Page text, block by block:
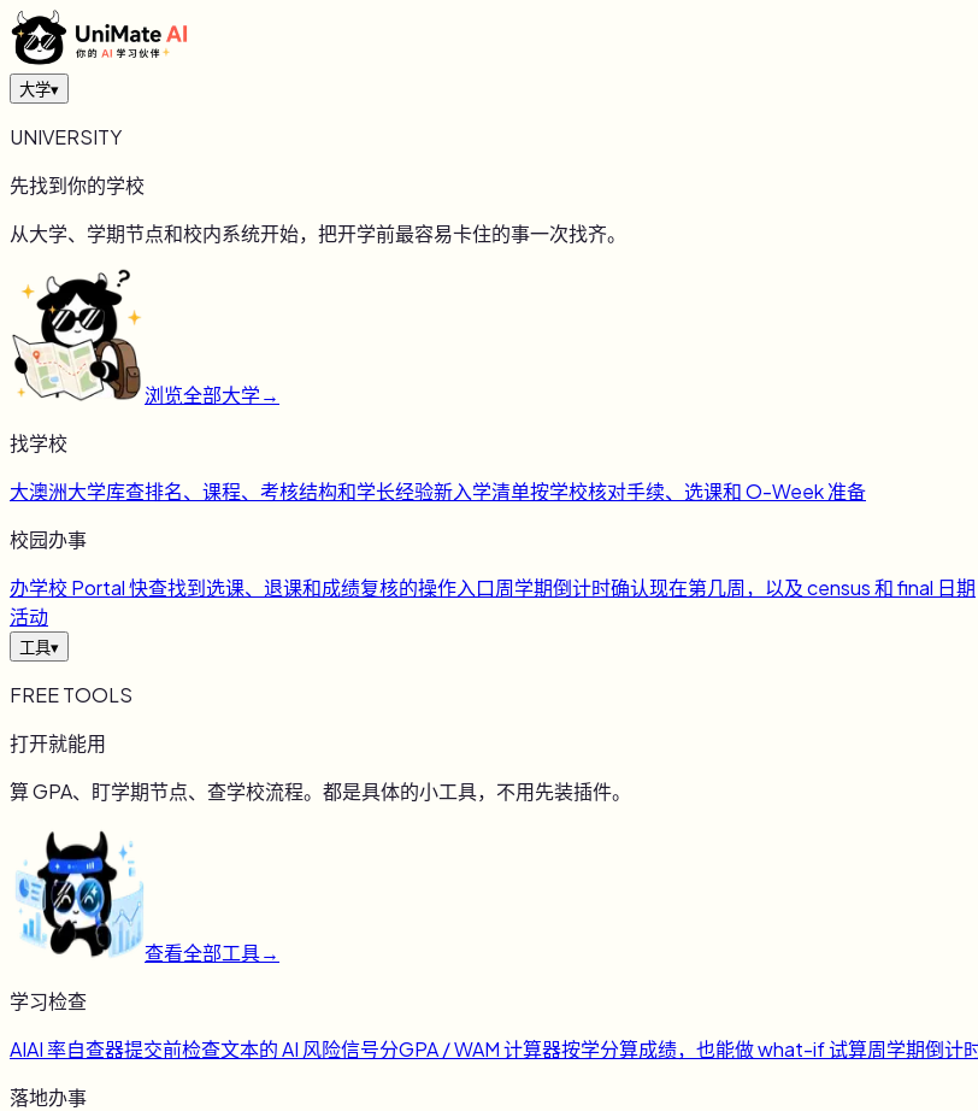
大学▾
UNIVERSITY
先找到你的学校
从大学、学期节点和校内系统开始，把开学前最容易卡住的事一次找齐。
浏览全部大学→
找学校
大澳洲大学库查排名、课程、考核结构和学长经验新入学清单按学校核对手续、选课和 O-Week 准备
校园办事
办学校 Portal 快查找到选课、退课和成绩复核的操作入口周学期倒计时确认现在第几周，以及 census 和 final 日期
活动
工具▾
FREE TOOLS
打开就能用
算 GPA、盯学期节点、查学校流程。都是具体的小工具，不用先装插件。
查看全部工具→
学习检查
AIAI 率自查器提交前检查文本的 AI 风险信号分GPA / WAM 计算器按学分算成绩，也能做 what-if 试算周学期倒计
落地办事